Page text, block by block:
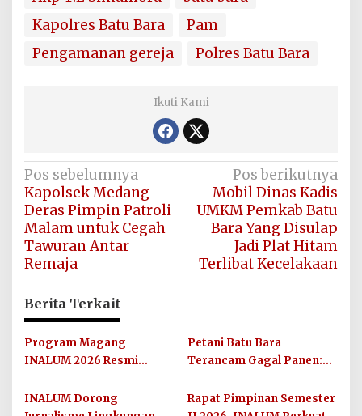
Kapolres Batu Bara
Pam
Pengamanan gereja
Polres Batu Bara
Ikuti Kami
Navigasi
pos
Pos sebelumnya
Kapolsek Medang
Deras Pimpin Patroli
Malam untuk Cegah
Tawuran Antar
Remaja
Pos berikutnya
Mobil Dinas Kadis
UMKM Pemkab Batu
Bara Yang Disulap
Jadi Plat Hitam
Terlibat Kecelakaan
Berita Terkait
Program Magang
INALUM 2026 Resmi
Muda Hadapi Dunia Kerja
Petani Batu Bara
Terancam Gagal Panen:
Digondol Pencuri
INALUM Dorong
Rapat Pimpinan Semester